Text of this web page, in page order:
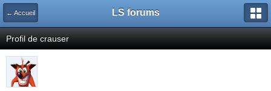
← Accueil LS forums
Profil de crauser